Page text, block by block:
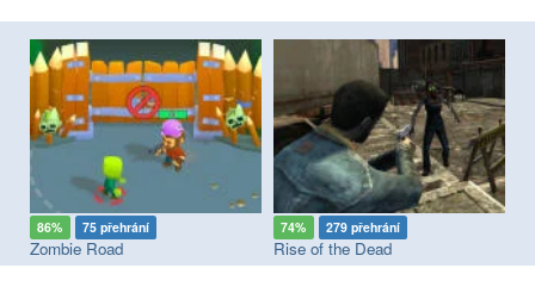
86% 75 přehrání
Zombie Road
74% 279 přehrání
Rise of the Dead